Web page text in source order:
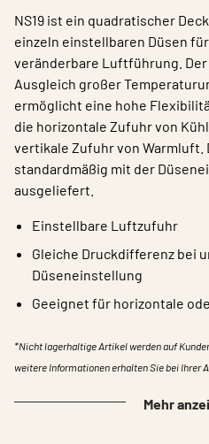
Downloads
Sprache wählen
Switzerland - German
NS19 ist ein quadratischer
einzeln einstellbaren Düsen
veränderbare Luftführung.
Ausgleich großer
ermöglicht eine hohe
die horizontale Zufuhr von
vertikale Zufuhr von Warmluft.
standardmäßig mit der
ausgeliefert.
Einstellbare Luftzufuhr
Gleiche Druckdifferenz bei
Düseneinstellung
Geeignet für horizontale
*Nicht lagerhaltige Artikel werden auf
weitere Informationen erhalten Sie bei Ihrer
Mehr